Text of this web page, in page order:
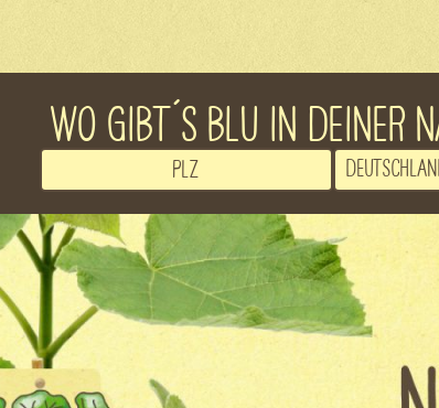
WO GIBT´S BLU IN DEINER